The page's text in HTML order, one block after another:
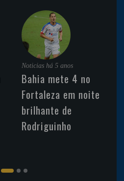
Noticias há 5 anos
Bahia mete 4 no
Fortaleza em noite
brilhante de
Rodriguinho